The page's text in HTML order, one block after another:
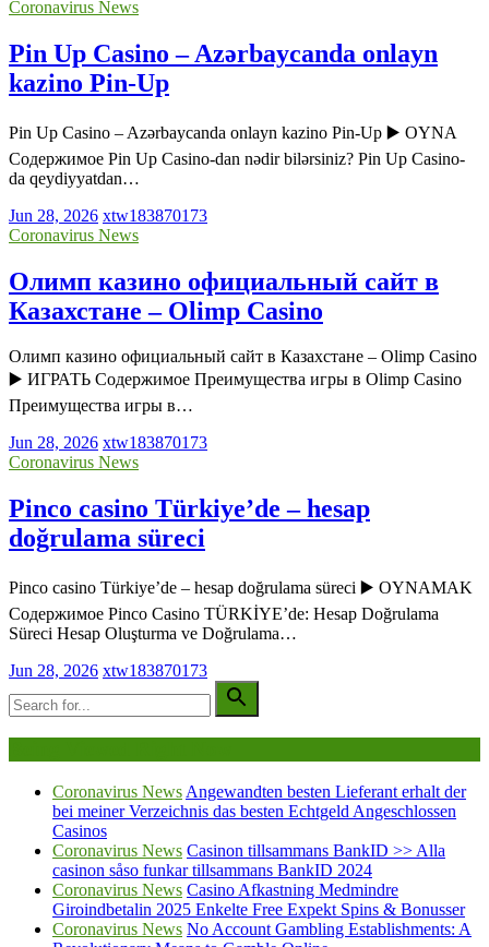
Coronavirus News
Pin Up Casino – Azərbaycanda onlayn
kazino Pin-Up
Pin Up Casino – Azərbaycanda onlayn kazino Pin-Up ▶️ OYNA
Содержимое Pin Up Casino-dan nədir bilərsiniz? Pin Up Casino-
da qeydiyyatdan…
Jun 28, 2026 xtw183870173
Coronavirus News
Олимп казино официальный сайт в
Казахстане – Olimp Casino
Олимп казино официальный сайт в Казахстане – Olimp Casino
▶️ ИГРАТЬ Содержимое Преимущества игры в Olimp Casino
Преимущества игры в…
Jun 28, 2026 xtw183870173
Coronavirus News
Pinco casino Türkiye’de – hesap
doğrulama süreci
Pinco casino Türkiye’de – hesap doğrulama süreci ▶️ OYNAMAK
Содержимое Pinco Casino TÜRKİYE’de: Hesap Doğrulama
Süreci Hesap Oluşturma ve Doğrulama…
Jun 28, 2026 xtw183870173
Coronavirus News Angewandten besten Lieferant erhalt der
bei meiner Verzeichnis das besten Echtgeld Angeschlossen
Casinos
Coronavirus News Casinon tillsammans BankID >> Alla
casinon såso funkar tillsammans BankID 2024
Coronavirus News Casino Afkastning Medmindre
Giroindbetalin 2025 Enkelte Free Expekt Spins & Bonusser
Coronavirus News No Account Gambling Establishments: A